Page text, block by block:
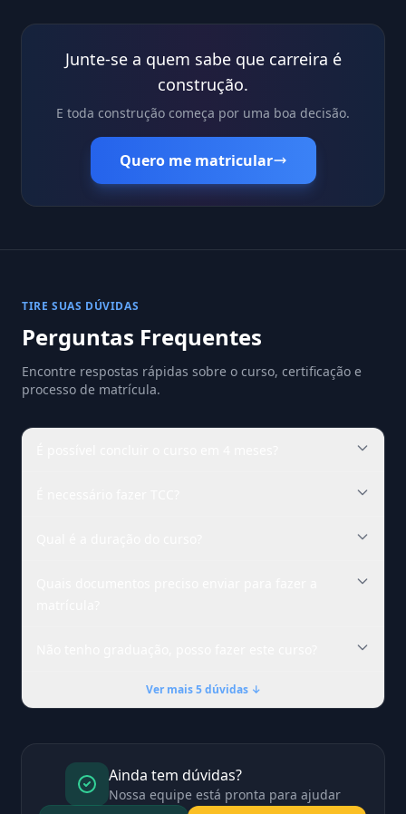
Junte-se a quem sabe que carreira é
construção.
E toda construção começa por uma boa decisão.
Quero me matricular
TIRE SUAS DÚVIDAS
Perguntas Frequentes
Encontre respostas rápidas sobre o curso, certificação e
processo de matrícula.
Ver mais 5 dúvidas ↓
Ainda tem dúvidas?
Nossa equipe está pronta para ajudar